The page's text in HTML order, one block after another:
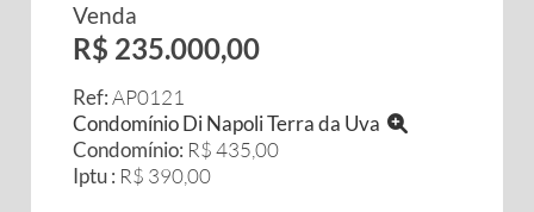
Venda
R$ 235.000,00
Ref:AP0121
Condomínio Di Napoli Terra da Uva
Condomínio: R$ 435,00
Iptu : R$ 390,00